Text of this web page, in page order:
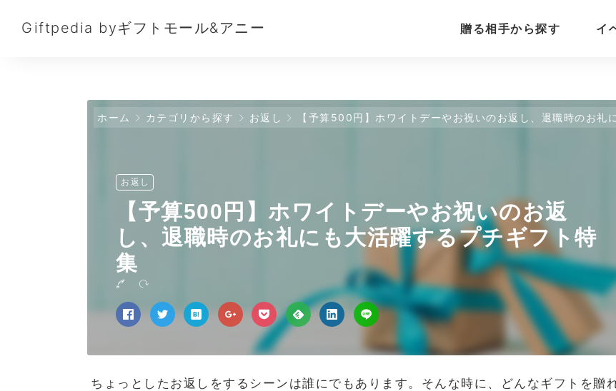
Giftpedia byギフトモール&アニー 贈る相手から探す イ
ホーム カテゴリから探す お返し 【予算500円】ホワイトデーやお祝いのお返し、退職時のお礼にも大活躍するプチギフト特集
お返し
【予算500円】ホワイトデーやお祝いのお返
し、退職時のお礼にも大活躍するプチギフト特
集
ちょっとしたお返しをするシーンは誰にでもあります。そんな時に、どんなギフトを贈